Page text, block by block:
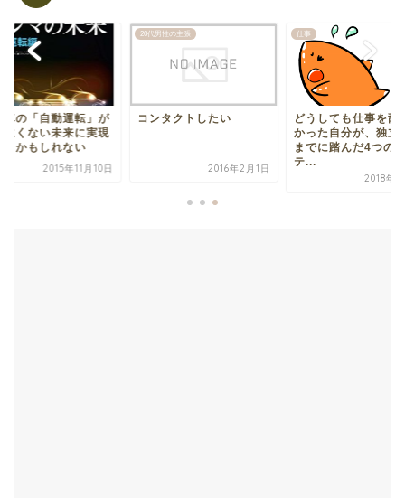
車の「自動運転」が
遠くない未来に実現
るかもしれない
2015年11月10日
20代男性の主張
コンタクトしたい
2016年2月1日
仕事
どうしても仕事を辞
かった自分が、独立
までに踏んだ4つの
テ...
2018年3